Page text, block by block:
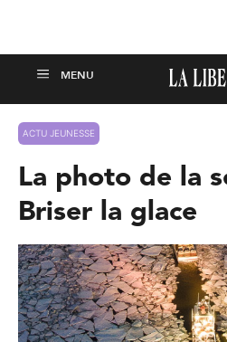
ACTU JEUNESSE
La photo de la
Briser la glace